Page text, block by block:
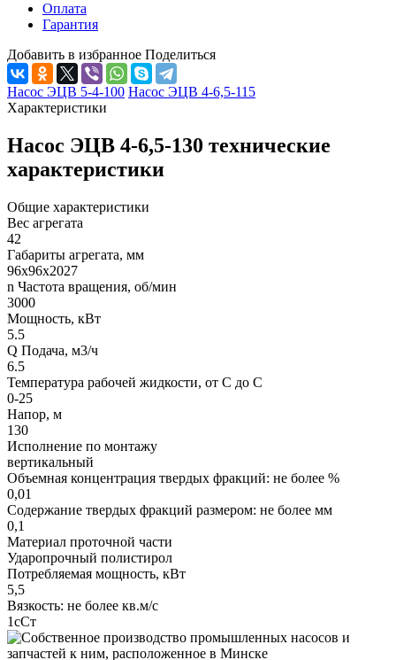
Оплата
Гарантия
Добавить в избранное Поделиться
Насос ЭЦВ 5-4-100 Насос ЭЦВ 4-6,5-115
Характеристики
Насос ЭЦВ 4-6,5-130 технические
характеристики
Общие характеристики
Вес агрегата
42
Габариты агрегата, мм
96х96х2027
n Частота вращения, об/мин
3000
Мощность, кВт
5.5
Q Подача, м3/ч
6.5
Температура рабочей жидкости, от С до С
0-25
Напор, м
130
Исполнение по монтажу
вертикальный
Объемная концентрация твердых фракций: не более %
0,01
Содержание твердых фракций размером: не более мм
0,1
Материал проточной части
Ударопрочный полистирол
Потребляемая мощность, кВт
5,5
Вязкость: не более кв.м/с
1сСт